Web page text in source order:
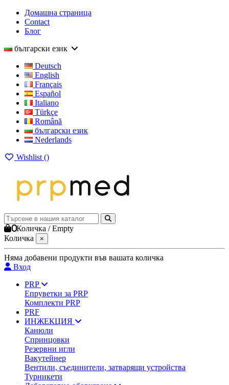
Домашна страница
Contact
Блог
български език
Deutsch
English
Français
Español
Italiano
Türkçe
Română
български език
Nederlands
Wishlist ()
0Количка /Empty
Количка
×
Няма добавени продукти във вашата количка
Вход
PRP
Епруветки за PRP
Комплекти PRP
PRF
ИНЖЕКЦИЯ
Канюли
Спринцовки
Резервни игли
Вакутейнер
Вентили, съединители, затварящи устройства
Турникети